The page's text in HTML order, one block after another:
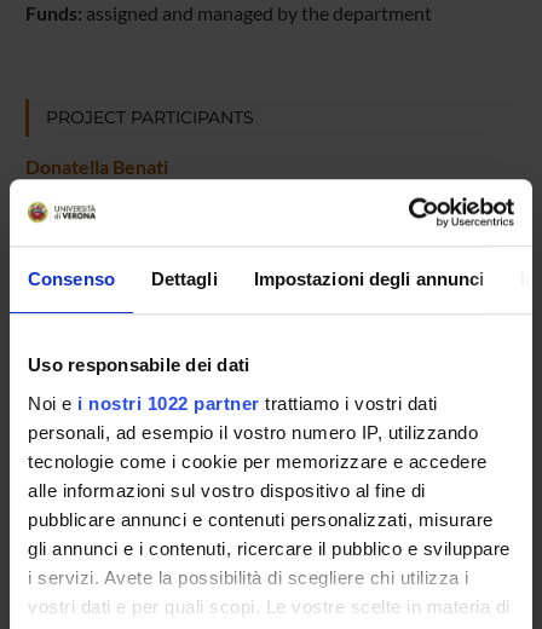
Consenso Dettagli Impostazioni degli annunci
Uso responsabile dei dati
Noi e i nostri 1022 partner trattiamo i vostri dati
personali, ad esempio il vostro numero IP, utilizzando
tecnologie come i cookie per memorizzare e accedere
alle informazioni sul vostro dispositivo al fine di
pubblicare annunci e contenuti personalizzati, misurare
gli annunci e i contenuti, ricercare il pubblico e sviluppare
i servizi. Avete la possibilità di scegliere chi utilizza i
vostri dati e per quali scopi. Le vostre scelte in materia di
Funds: assigned and managed by the department
PROJECT PARTICIPANTS
Donatella Benati
Paolo Bernardi
Federico Boschi
Associate Professor
Marco Antonio Cassatella
Full Professor
Asmaa Chakir
Mirco Cristofoletti
Alessandro Daducci
Associate Professor